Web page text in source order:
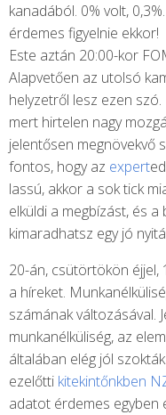
kanadából. 0% volt,
érdemes figyelnie ekkor!
Este aztán 20:00-kor
Alapvetően az utolsó
helyzetről lesz ezen
mert hirtelen nagy
jelentősen megnövekvő
fontos, hogy az expert
lassú, akkor a sok tick
elküldi a megbízást, és
kimaradhatsz egy jó
20-án, csütörtökön éjjel,
a híreket.
számának változásával.
munkanélküliség, az
általában elég jól
ezelőtti kitekintőnkben
adatot érdemes egyben